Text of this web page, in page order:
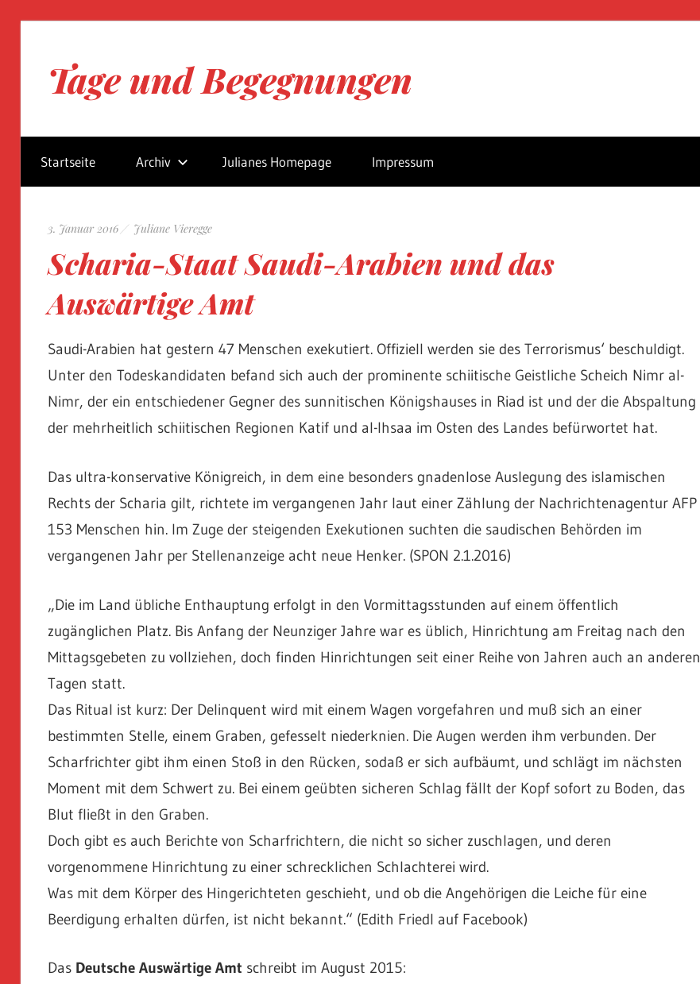
springenTage und Begegnungen
von
Juliane
Vieregge
Startseite Archiv Julianes Homepage Impressum
3. Januar 2016 Juliane Vieregge
Scharia-Staat Saudi-Arabien und das
Auswärtige Amt
Saudi-Arabien hat gestern 47 Menschen exekutiert. Offiziell werden sie des Terrorismus‘ beschuldigt.
Unter den Todeskandidaten befand sich auch der prominente schiitische Geistliche Scheich Nimr al-
Nimr, der ein entschiedener Gegner des sunnitischen Königshauses in Riad ist und der die Abspaltung
der mehrheitlich schiitischen Regionen Katif und al-Ihsaa im Osten des Landes befürwortet hat.
Das ultra-konservative Königreich, in dem eine besonders gnadenlose Auslegung des islamischen
Rechts der Scharia gilt, richtete im vergangenen Jahr laut einer Zählung der Nachrichtenagentur AFP
153 Menschen hin. Im Zuge der steigenden Exekutionen suchten die saudischen Behörden im
vergangenen Jahr per Stellenanzeige acht neue Henker. (SPON 2.1.2016)
„Die im Land übliche Enthauptung erfolgt in den Vormittagsstunden auf einem öffentlich
zugänglichen Platz. Bis Anfang der Neunziger Jahre war es üblich, Hinrichtung am Freitag nach den
Mittagsgebeten zu vollziehen, doch finden Hinrichtungen seit einer Reihe von Jahren auch an anderen
Tagen statt.
Das Ritual ist kurz: Der Delinquent wird mit einem Wagen vorgefahren und muß sich an einer
bestimmten Stelle, einem Graben, gefesselt niederknien. Die Augen werden ihm verbunden. Der
Scharfrichter gibt ihm einen Stoß in den Rücken, sodaß er sich aufbäumt, und schlägt im nächsten
Moment mit dem Schwert zu. Bei einem geübten sicheren Schlag fällt der Kopf sofort zu Boden, das
Blut fließt in den Graben.
Doch gibt es auch Berichte von Scharfrichtern, die nicht so sicher zuschlagen, und deren
vorgenommene Hinrichtung zu einer schrecklichen Schlachterei wird.
Was mit dem Körper des Hingerichteten geschieht, und ob die Angehörigen die Leiche für eine
Beerdigung erhalten dürfen, ist nicht bekannt.“ (Edith Friedl auf Facebook)
Das Deutsche Auswärtige Amt schreibt im August 2015: